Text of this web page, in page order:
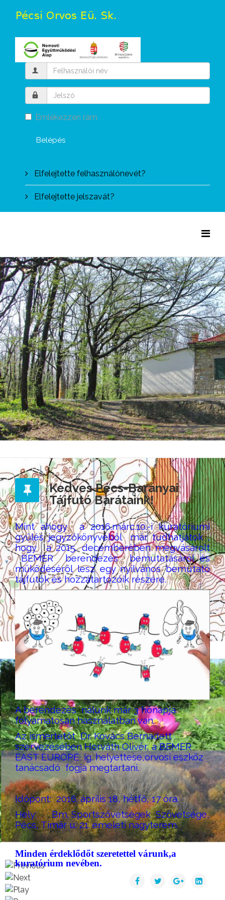
Emlékezzen rám
Belépés
Elfelejtette felhasználónevét?
Elfelejtette jelszavát?
Kedves Pécs-Baranyai
Tájfutó Barátaink!
Mint ahogy a 2016.márc.10.-i kuratóriumi
gyűlés jegyzőkönyvéből már tudhatjátok ,
hogy a 2015. decemberében megvásárolt
BEMER berendezés bemutatásáról és
működéséről lesz egy nyilvános bemutató
tájfutók és hozzátartozóik részére.
A berendezés nálunk már 3 hónapja
folyamatosan használatban van.
Az ismertetőt Dr. Kovács Bernadett
szervezésében Horváth Olivér, a BEMER
EAST EUROPE ig. helyettese,orvosi eszköz
tanácsadó fogja megtartani.
Időpont:2016. április 18, hétfő, 17 óra.
Hely:Bm. Sportszövetségek Szövetsége,
Pécs, Tímár u. 21. emeleti nagyterem.
Minden érdeklődőt szeretettel várunk,a
kuratórium nevében.